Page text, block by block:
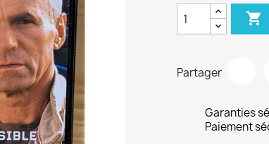

Partager
Garanties
Paiement